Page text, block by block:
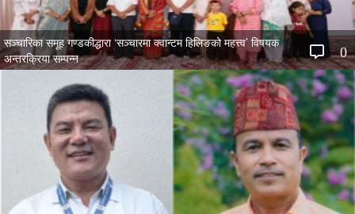
0
सञ्चारिका समूह गण्डकीद्धारा ‘सञ्चारमा क्वान्टम हिलिङको महत्त्व’ विषयक
अन्तरक्रिया सम्पन्न